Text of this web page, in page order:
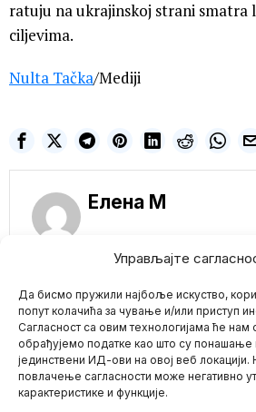
Управљајте
Да бисмо пружили најбоље искуство,
попут колачића за чување и/или приступ
Сагласност са овим технологијама ће нам
обрађујемо податке као што су
јединствени ИД-ови на овој веб локацији.
повлачење сагласности може негативно
карактеристике и функције.
ratuju na ukrajinskoj strani smatra
ciljevima.
Nulta Tačka/Mediji
Елена M
Mario zna Youtube
EVO KAKO
MENTALNO
OSOBA SA MASKOM
MALTRETIRA
NEMASKIRANU
OSOBU
Žena koja savršeno